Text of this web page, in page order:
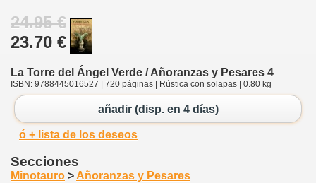
24.95 €
23.70 €
La Torre del Ángel Verde / Añoranzas y Pesares 4
ISBN: 9788445016527 | 720 páginas | Rústica con solapas | 0.80 kg
añadir (disp. en 4 días)
ó + lista de los deseos
Secciones
Minotauro > Añoranzas y Pesares